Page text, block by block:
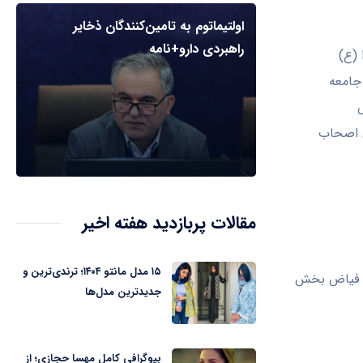
(ع)
اصحاب
فیاض بخش
اولتیماتوم به تامین‌کنندگان ذخایر
راهبردی دارو+نامه
مقالات پربازدید هفته اخیر
۱۵ مدل مانتو ۱۴۰۴؛ ترندی‌ترین و
جدیدترین مدل‌ها
بیوگرافی کامل مهسا حجازی؛ از